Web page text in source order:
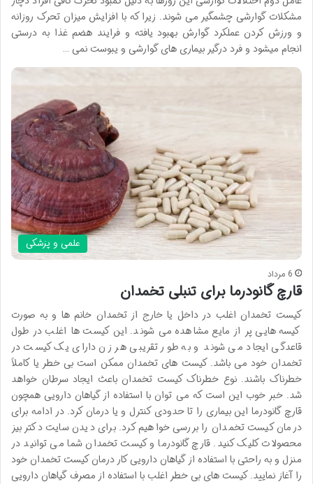
مشکلات گوارشی چشمگیر می شوند. زیرا که با افزایش میزان تحرک روزانه
و ورزش کردن عملکرد گوارش بهبود یافته و فرایند هضم غذا به درستی
انجام میشود و فرد درگیر بیماری های گوارشی و یبوست نمی …
علمی و پزشکی
6 مرداد
قارچ گانودرما برای تنبلی تخمدان
کیست تخمدان اغلب در داخل یا خارج از تخمدان خانم ها و به صورت
کیسه هایی پر از مایع مشاهده می شوند. این کیست ها اغلب در طول
قاعدگی ایجاد می شوند و به طور تقریبی هر زن دارای یک کیست در
تخمدان خود می باشد. کیست های تخمدان ممکن است بی خطر یا کاملاً
خطرناک باشند. نوع خطرناک کیست تخمدان باعث ایجاد سرطان خواهد
شد. خبر خوب این است که می توان با استفاده از گیاهان دارویی همچون
قارچ گانودرما این بیماری را تا حدودی کنترل و یا درمان کرد. در ادامه برای
درمان کیست تخمدان را بررسی خواهیم کرد. برای دیدن سایت دکتر بیز
محصولات کلیک کنید. قارچ گانودرما و کیست تخمدان شما می توانید در
منزل و به راحتی با استفاده از گیاهان دارویی کار درمان کیست تخمدان خود
را آغاز نمایید. کیست های بی خطر اغلب با استفاده از مصرف گیاهان دارویی